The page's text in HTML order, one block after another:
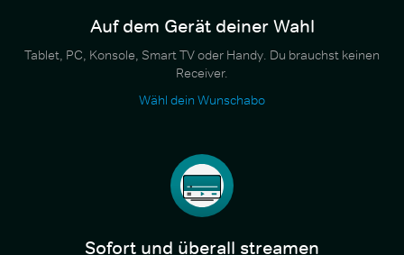
Auf dem Gerät deiner Wahl
Tablet, PC, Konsole, Smart TV oder Handy. Du brauchst keinen
Receiver.
Wähl dein Wunschabo
Sofort und überall streamen